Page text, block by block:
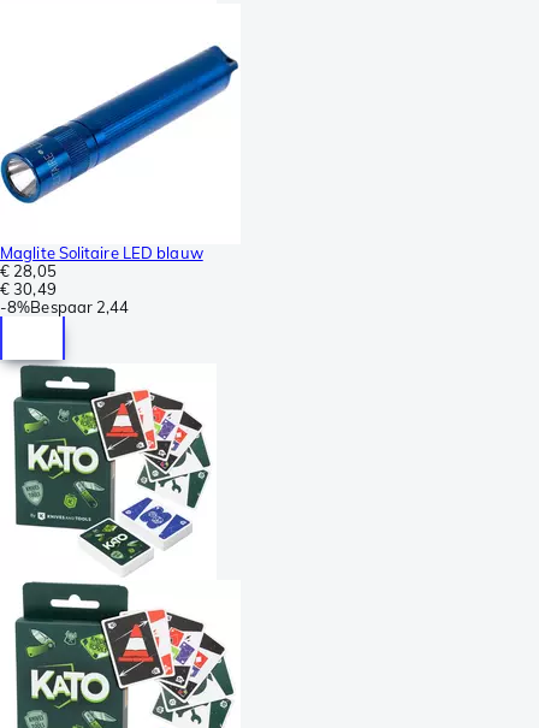
Maglite Solitaire LED blauw
€ 28,05
€ 30,49
-8%Bespaar 2,44